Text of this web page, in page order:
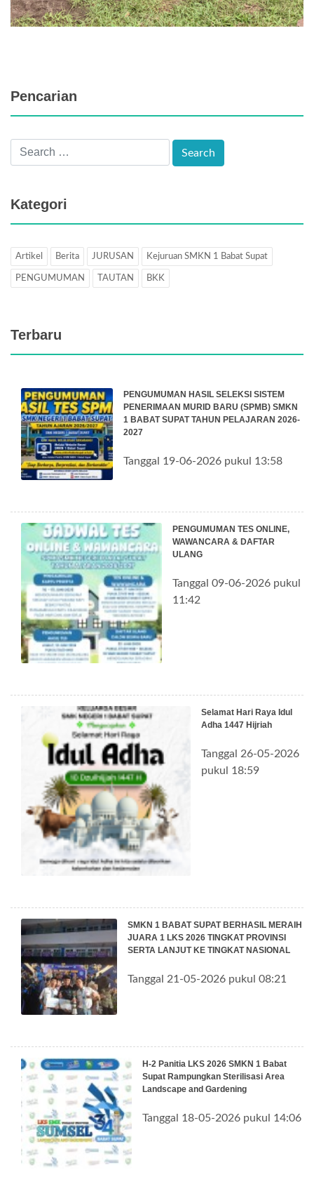
Pencarian
Kategori
Artikel Berita JURUSAN Kejuruan SMKN 1 Babat Supat
PENGUMUMAN TAUTAN BKK
Terbaru
PENGUMUMAN HASIL SELEKSI SISTEM
PENERIMAAN MURID BARU (SPMB) SMKN
1 BABAT SUPAT TAHUN PELAJARAN 2026-
2027
Tanggal 19-06-2026 pukul 13:58
PENGUMUMAN TES ONLINE,
WAWANCARA & DAFTAR
ULANG
Tanggal 09-06-2026 pukul
11:42
Selamat Hari Raya Idul
Adha 1447 Hijriah
Tanggal 26-05-2026
pukul 18:59
SMKN 1 BABAT SUPAT BERHASIL MERAIH
JUARA 1 LKS 2026 TINGKAT PROVINSI
SERTA LANJUT KE TINGKAT NASIONAL
Tanggal 21-05-2026 pukul 08:21
H-2 Panitia LKS 2026 SMKN 1 Babat
Supat Rampungkan Sterilisasi Area
Landscape and Gardening
Tanggal 18-05-2026 pukul 14:06